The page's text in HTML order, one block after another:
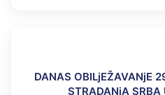
DANAS OBILjEŽAVANjE
STRADANjA SRBA